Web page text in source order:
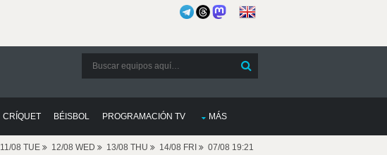
CRÍQUET BÉISBOL PROGRAMACIÓN TV MÁS
11/08 TUE 12/08 WED 13/08 THU 14/08 FRI 07/08 19:21